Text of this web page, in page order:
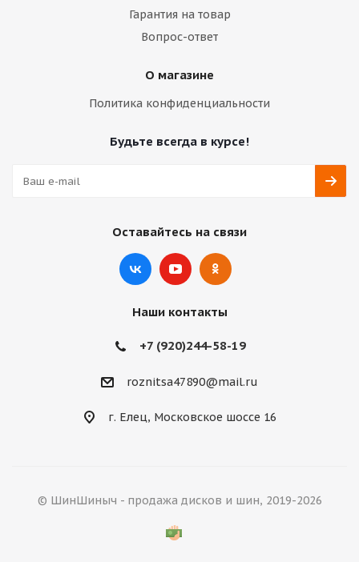
Гарантия на товар
Вопрос-ответ
О магазине
Политика конфиденциальности
Будьте всегда в курсе!
Оставайтесь на связи
Наши контакты
+7 (920)244-58-19
roznitsa47890@mail.ru
г. Елец, Московское шоссе 16
© ШинШиныч - продажа дисков и шин, 2019-2026